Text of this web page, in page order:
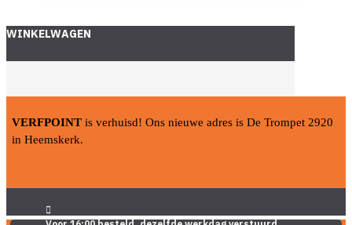
WINKELWAGEN
VERFPOINT is verhuisd! Ons nieuwe adres is De Trompet 2920
in Heemskerk.